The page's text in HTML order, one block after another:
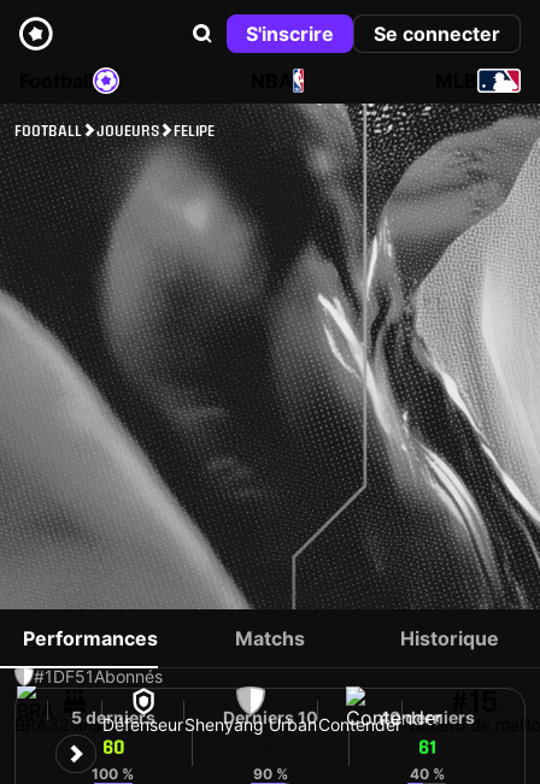
S'inscrire
Se connecter
NBA
FOOTBALL JOUEURS FELIPE
FELIPE
#1DF51Abonnés
32 ansDéfenseurShenyang UrbanContenderNuméro de
Performances Matchs Historique
5 derniers
60
100 %
Derniers 10
90 %
40 derniers
61
40 %